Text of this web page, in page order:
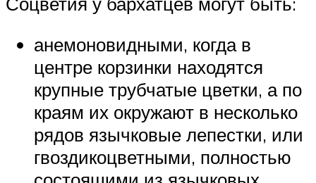
анемоновидными, когда в
центре корзинки находятся
крупные трубчатые цветки, а по
краям их окружают в несколько
рядов язычковые лепестки, или
гвоздикоцветными, полностью